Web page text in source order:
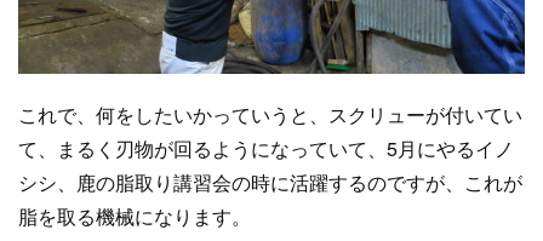
これで、何をしたいかっていうと、スクリューが付いてい
て、まるく刃物が回るようになっていて、5月にやるイノ
シシ、鹿の脂取り講習会の時に活躍するのですが、これが
脂を取る機械になります。